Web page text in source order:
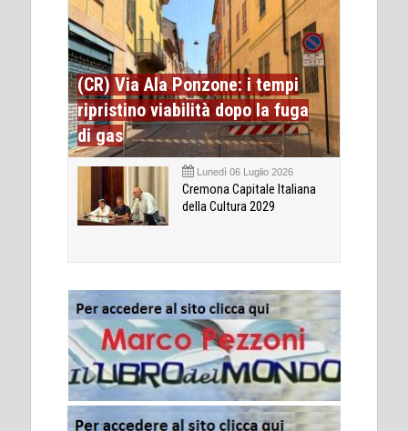
(CR) Via Ala Ponzone: i tempi
ripristino viabilità dopo la fuga
di gas
Lunedì 06 Luglio 2026
Cremona Capitale Italiana
della Cultura 2029